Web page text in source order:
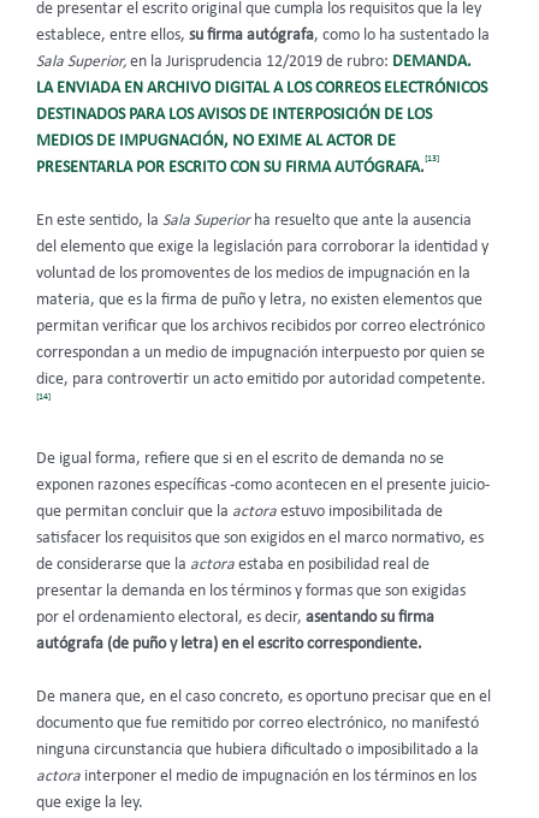
de presentar el escrito original que cumpla los requisitos que la ley
establece, entre ellos, su firma autógrafa, como lo ha sustentado la
Sala Superior, en la Jurisprudencia 12/2019 de rubro: DEMANDA.
LA ENVIADA EN ARCHIVO DIGITAL A LOS CORREOS ELECTRÓNICOS
DESTINADOS PARA LOS AVISOS DE INTERPOSICIÓN DE LOS
MEDIOS DE IMPUGNACIÓN, NO EXIME AL ACTOR DE
PRESENTARLA POR ESCRITO CON SU FIRMA AUTÓGRAFA.
[13]
En este sentido, la Sala Superiorha resuelto que ante la ausencia
del elemento que exige la legislación para corroborar la identidad y
voluntad de los promoventes de los medios de impugnación en la
materia, que es la firma de puño y letra, no existen elementos que
permitan verificar que los archivos recibidos por correo electrónico
correspondan a un medio de impugnación interpuesto por quien se
dice, para controvertir un acto emitido por autoridad competente.
[14]
De igual forma, refiere que si en el escrito de demanda no se
exponen razones específicas -como acontecen en el presente juicio-
que permitan concluir que la actora estuvo imposibilitada de
satisfacer los requisitos que son exigidos en el marco normativo, es
de considerarse que la actora estaba en posibilidad real de
presentar la demanda en los términos y formas que son exigidas
por el ordenamiento electoral, es decir, asentando su firma
autógrafa (de puño y letra) en el escrito correspondiente.
De manera que, en el caso concreto, es oportuno precisar que en el
documento que fue remitido por correo electrónico, no manifestó
ninguna circunstancia que hubiera dificultado o imposibilitado a la
actora interponer el medio de impugnación en los términos en los
que exige la ley.